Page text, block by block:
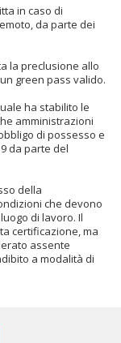
in caso di
da parte dei
la preclusione allo
green pass valido.
ha stabilito le
amministrazioni
di possesso e
da parte del
della
che devono
di lavoro. Il
certificazione, ma
assente
a modalità di